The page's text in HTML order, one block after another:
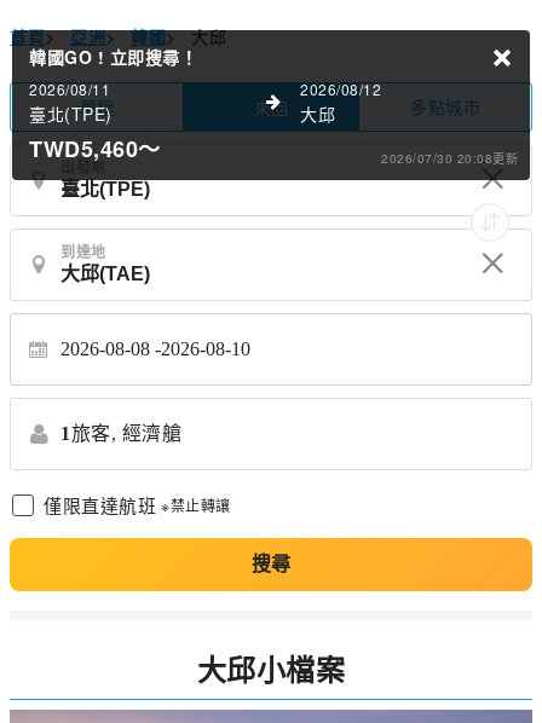
首頁> 亞洲> 韓國> 大邱
單程 來回 多點城市
出發地
到達地
2026-08-08 2026-08-10
1旅客, 經濟艙
僅限直達航班 ※禁止轉讓
搜尋
韓國GO ! 立即搜尋！
2026/08/11
臺北(TPE)
2026/08/12
大邱
TWD5,460～ 2026/07/30 20:08更新
大邱小檔案